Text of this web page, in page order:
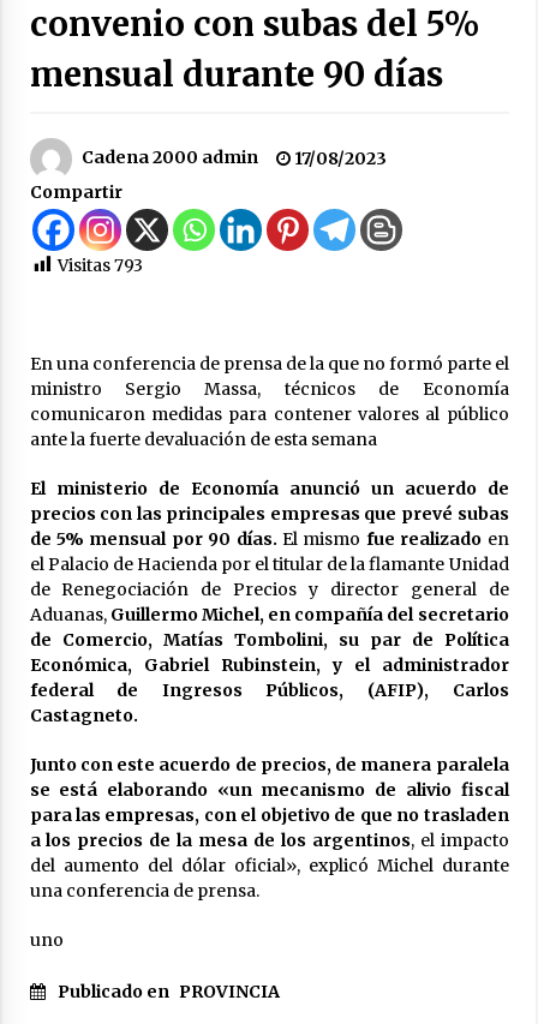
La Municipalidad de San Guillermo continúa
apostando a la capacitación permanente de
sus equipos de trabajo.
Autoridades provinciales y comunales
evaluaron proyectos de obras hídricas para
06/08/2026
Ceres: Se ordenó la prisión preventiva de un
hombre investigado por la sustracción de una
moto
05/08/2026
La Provincia cerró en Ceres la 1° ronda de
jornadas regionales sobre el fenómeno de El
Niño 2026-2027
05/08/2026
Ceres: dictaron prisión preventiva a un
hombre por el abuso sexual de dos niñas de
su entorno familiar
04/08/2026
Capacita»
04/08/2026
El CER N° 363 de Hersilia recibió un aporte
FANI para equipamiento en el marco de fuertes
inversiones educativas
04/08/2026
obras junto a la intendente Dupouy
convenio con subas del 5%
mensual durante 90 días
Cadena 2000 admin
17/08/2023
Compartir
Visitas793
En una conferencia de prensa de la que no formó parte el
ministro Sergio Massa, técnicos de Economía
comunicaron medidas para contener valores al público
ante la fuerte devaluación de esta semana
El ministerio de Economía anunció un acuerdo de
precios con las principales empresas que prevé subas
de 5% mensual por 90 días. El mismo fue realizado en
el Palacio de Hacienda por el titular de la flamante Unidad
de Renegociación de Precios y director general de
Aduanas, Guillermo Michel, en compañía del secretario
de Comercio, Matías Tombolini, su par de Política
Económica, Gabriel Rubinstein, y el administrador
federal de Ingresos Públicos, (AFIP), Carlos
Castagneto.
Junto con este acuerdo de precios, de manera paralela
se está elaborando «un mecanismo de alivio fiscal
para las empresas, con el objetivo de que no trasladen
a los precios de la mesa de los argentinos, el impacto
del aumento del dólar oficial», explicó Michel durante
una conferencia de prensa.
uno
Publicado en PROVINCIA